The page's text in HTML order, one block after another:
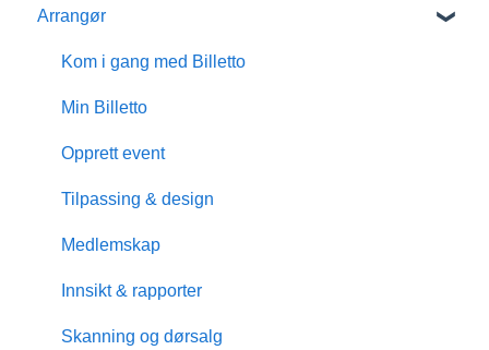
Arrangør
Kom i gang med Billetto
Min Billetto
Opprett event
Tilpassing & design
Medlemskap
Innsikt & rapporter
Skanning og dørsalg